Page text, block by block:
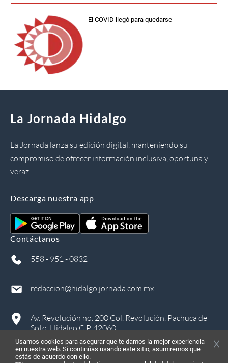
El COVID llegó para quedarse
La Jornada Hidalgo
La Jornada lanza su edición digital, manteniendo su
compromiso de ofrecer información inclusiva, oportuna y
veraz.
Descarga nuestra app
Contáctanos
558 - 951 - 0832
redaccion@hidalgo.jornada.com.mx
Av. Revolución no. 200 Col. Revolución, Pachuca de
Soto, Hidalgo C.P. 42060
Usamos cookies para asegurar que te damos la mejor experiencia
en nuestra web. Si continúas usando este sitio, asumiremos que
estás de acuerdo con ello.